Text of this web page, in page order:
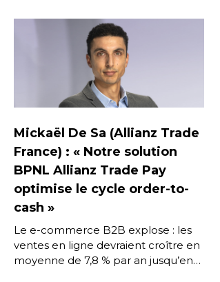
Mickaël De Sa (Allianz Trade
France) : « Notre solution
BPNL Allianz Trade Pay
optimise le cycle order-to-
cash »
Le e-commerce B2B explose : les
ventes en ligne devraient croître en
moyenne de 7,8 % par an jusqu’en